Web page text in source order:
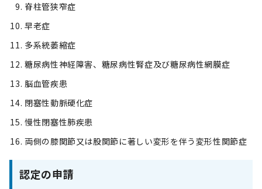
脊柱管狭窄症
早老症
多系統萎縮症
糖尿病性神経障害、糖尿病性腎症及び糖尿病性網膜症
脳血管疾患
閉塞性動脈硬化症
慢性閉塞性肺疾患
両側の膝関節又は股関節に著しい変形を伴う変形性関節症
認定の申請